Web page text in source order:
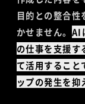
目的との整合
かせません。 AI
の仕事を支援す
て活用すること
ップの発生を抑